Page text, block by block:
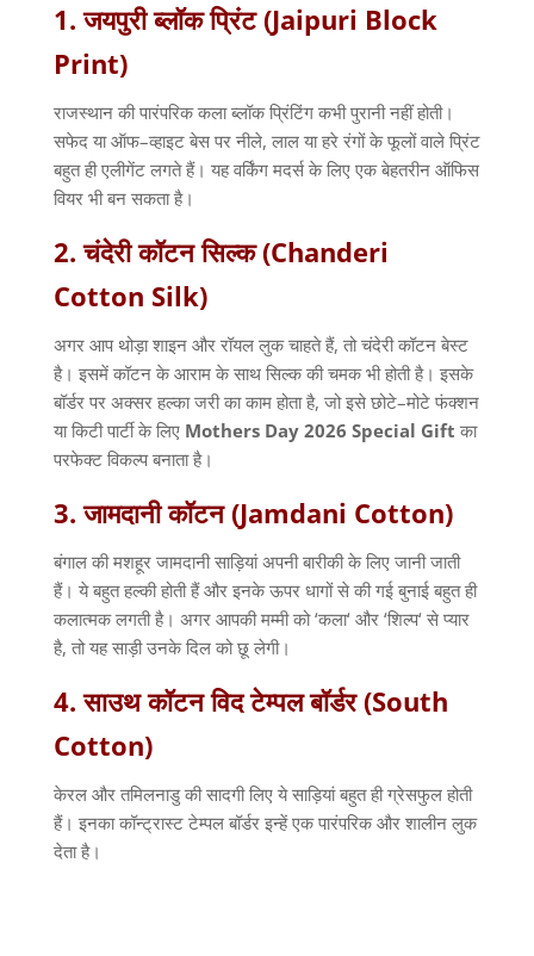
1.जयपुरी ब्लॉक प्रिंट(Jaipuri Block
Print)
राजस्थान की पारंपरिक कला ब्लॉक प्रिंटिंग कभी पुरानी नहीं होती।
सफेद या ऑफ–व्हाइट बेस पर नीले, लाल या हरे रंगों के फूलों वाले प्रिंट
बहुत ही एलीगेंट लगते हैं। यह वर्किंग मदर्स के लिए एक बेहतरीन ऑफिस
वियर भी बन सकता है।
2.चंदेरी कॉटन सिल्क(Chanderi
Cotton Silk)
अगर आप थोड़ा शाइन और रॉयल लुक चाहते हैं, तो चंदेरी कॉटन बेस्ट
है। इसमें कॉटन के आराम के साथ सिल्क की चमक भी होती है। इसके
बॉर्डर पर अक्सर हल्का जरी का काम होता है, जो इसे छोटे–मोटे फंक्शन
या किटी पार्टी के लिए Mothers Day 2026 Special Gift का
परफेक्ट विकल्प बनाता है।
3.जामदानी कॉटन(Jamdani Cotton)
बंगाल की मशहूर जामदानी साड़ियां अपनी बारीकी के लिए जानी जाती
हैं। ये बहुत हल्की होती हैं और इनके ऊपर धागों से की गई बुनाई बहुत ही
कलात्मक लगती है। अगर आपकी मम्मी को‘कला‘ और‘शिल्प‘ से प्यार
है, तो यह साड़ी उनके दिल को छू लेगी।
4.साउथ कॉटन विद टेम्पल बॉर्डर(South
Cotton)
केरल और तमिलनाडु की सादगी लिए ये साड़ियां बहुत ही ग्रेसफुल होती
हैं। इनका कॉन्ट्रास्ट टेम्पल बॉर्डर इन्हें एक पारंपरिक और शालीन लुक
देता है।